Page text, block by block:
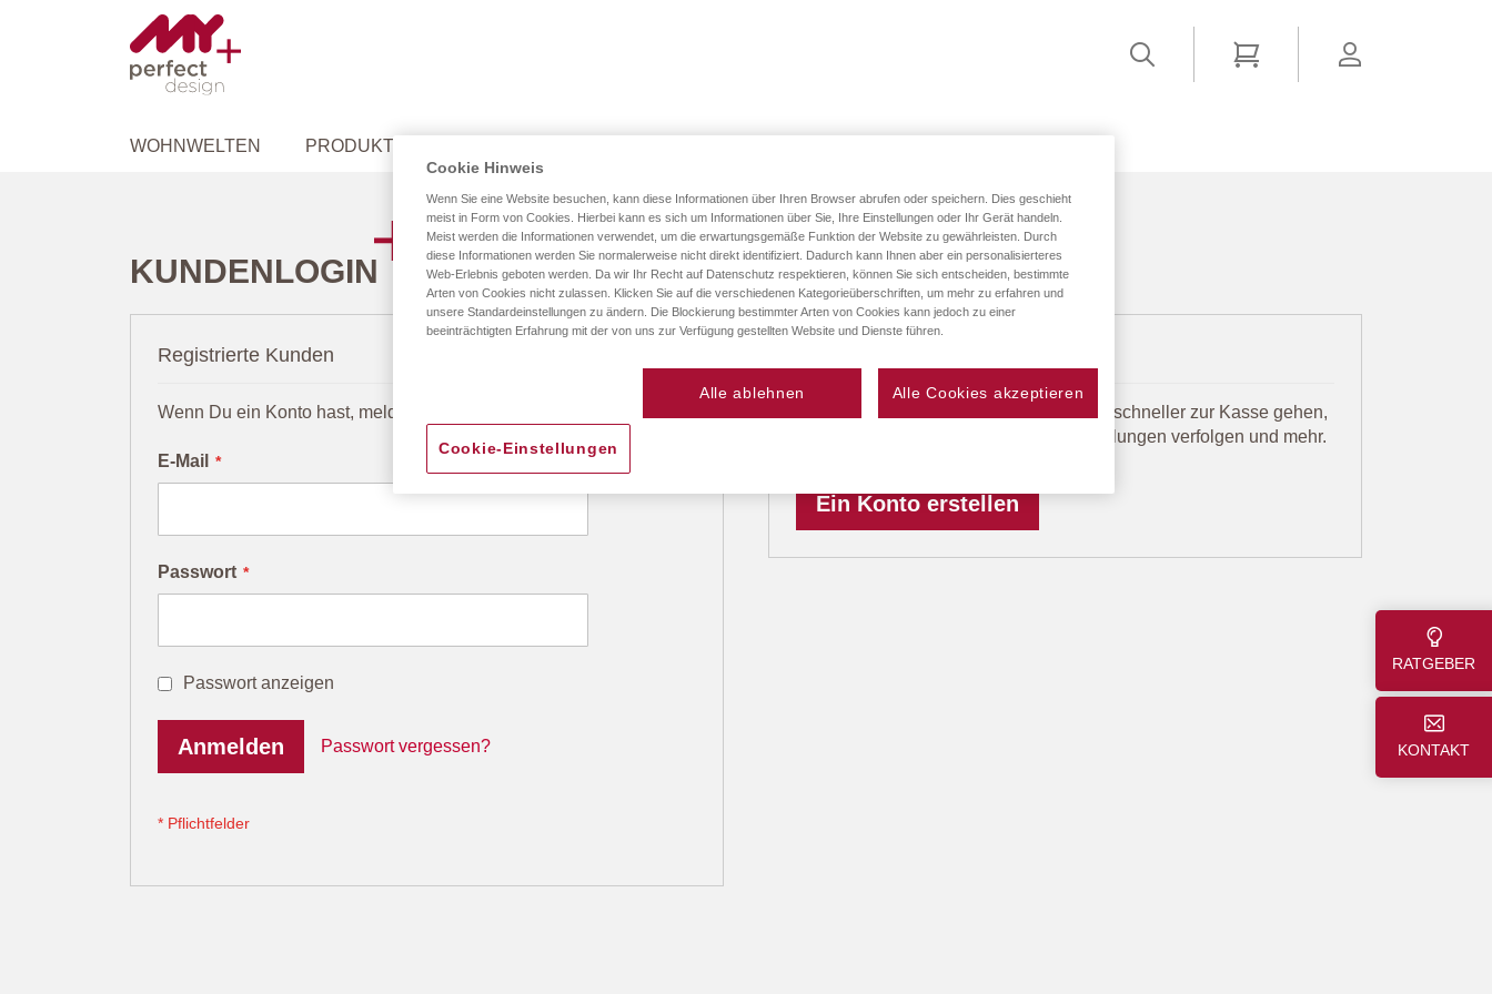
Mein Warenkorb
WOHNWELTEN PRODUKTE
KUNDENLOGIN
Registrierte Kunden
Wenn Du ein Konto hast, melde Dich mit Deiner E-Mail-Adresse an.
E-Mail
Passwort
Passwort anzeigen
Anmelden Passwort vergessen?
Ein Konto zu erstellen hat viele Vorteile: schneller zur Kasse gehen,
mehr als eine Adresse speichern, Bestellungen verfolgen und mehr.
Ein Konto erstellen
RATGEBER
KONTAKT
Cookie Hinweis
Wenn Sie eine Website besuchen, kann diese Informationen über Ihren Browser abrufen oder speichern. Dies geschieht
meist in Form von Cookies. Hierbei kann es sich um Informationen über Sie, Ihre Einstellungen oder Ihr Gerät handeln.
Meist werden die Informationen verwendet, um die erwartungsgemäße Funktion der Website zu gewährleisten. Durch
diese Informationen werden Sie normalerweise nicht direkt identifiziert. Dadurch kann Ihnen aber ein personalisierteres
Web-Erlebnis geboten werden. Da wir Ihr Recht auf Datenschutz respektieren, können Sie sich entscheiden, bestimmte
Arten von Cookies nicht zulassen. Klicken Sie auf die verschiedenen Kategorieüberschriften, um mehr zu erfahren und
unsere Standardeinstellungen zu ändern. Die Blockierung bestimmter Arten von Cookies kann jedoch zu einer
beeinträchtigten Erfahrung mit der von uns zur Verfügung gestellten Website und Dienste führen.
Alle ablehnen Alle Cookies akzeptieren
Cookie-Einstellungen